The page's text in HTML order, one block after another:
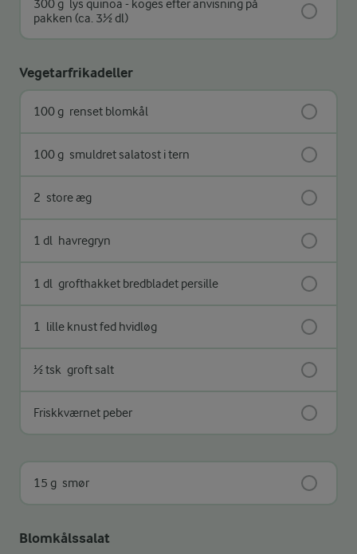
300 g lys quinoa - koges efter anvisning på
pakken (ca. 3½ dl)
Vegetarfrikadeller
100 g renset blomkål
100 g smuldret salatost i tern
2 store æg
1 dl havregryn
1 dl grofthakket bredbladet persille
1 lille knust fed hvidløg
½ tsk groft salt
Friskkværnet peber
15 g smør
Blomkålssalat